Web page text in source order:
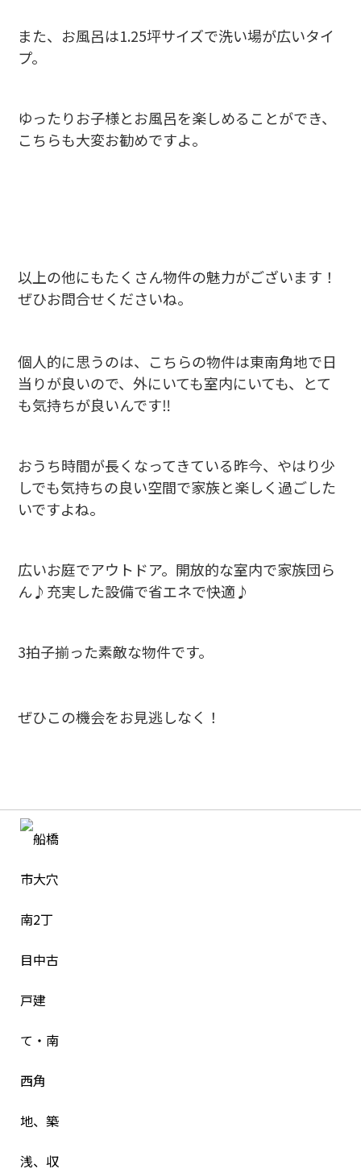
また、お風呂は1.25坪サイズで洗い場が広いタイ
プ。
ゆったりお子様とお風呂を楽しめることができ、
こちらも大変お勧めですよ。
以上の他にもたくさん物件の魅力がございます！
ぜひお問合せくださいね。
個人的に思うのは、こちらの物件は東南角地で日
当りが良いので、外にいても室内にいても、とて
も気持ちが良いんです‼
おうち時間が長くなってきている昨今、やはり少
しでも気持ちの良い空間で家族と楽しく過ごした
いですよね。
広いお庭でアウトドア。開放的な室内で家族団ら
ん♪充実した設備で省エネで快適♪
3拍子揃った素敵な物件です。
ぜひこの機会をお見逃しなく！